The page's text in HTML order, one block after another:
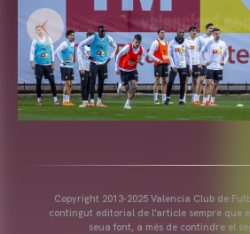
Copyright 2013-2025 Valencia Club de
contingut editorial de l'article sempre que
seua font, a més de contindre el